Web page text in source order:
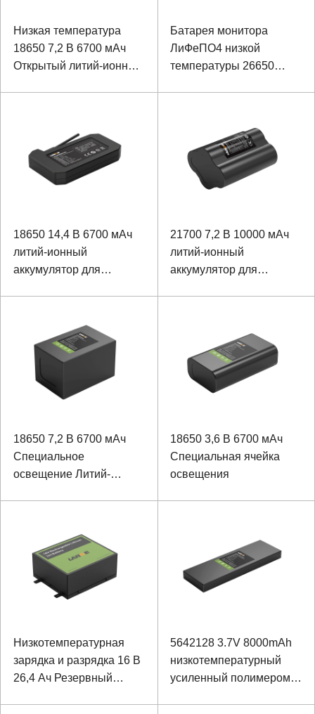
Низкая температура
18650 7,2 В 6700 мАч
Открытый литий-ионный
Батарея монитора
ЛиФеПО4 низкой
температуры 26650
18650 14,4 В 6700 мАч
литий-ионный
аккумулятор для
21700 7,2 В 10000 мАч
литий-ионный
аккумулятор для
18650 7,2 В 6700 мАч
Специальное
освещение Литий-
18650 3,6 В 6700 мАч
Специальная ячейка
освещения
Низкотемпературная
зарядка и разрядка 16 В
26,4 Ач Резервный
5642128 3.7V 8000mAh
низкотемпературный
усиленный полимером